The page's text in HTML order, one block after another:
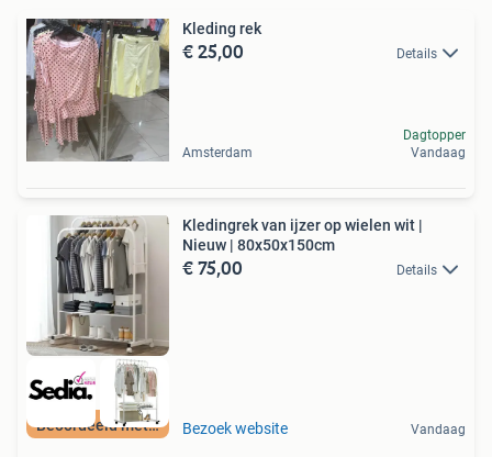
Kleding rek
€ 25,00 Details
Amsterdam
Dagtopper
Vandaag
Beoordeeld met 9+
Kledingrek van ijzer op wielen wit |
Nieuw | 80x50x150cm
€ 75,00 Details
Bezoek website Vandaag